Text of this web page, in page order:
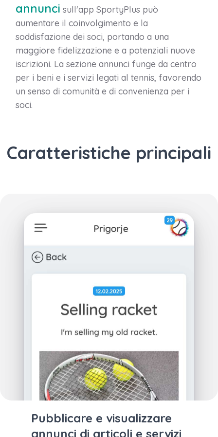
annunci sull'app SportyPlus può
aumentare il coinvolgimento e la
soddisfazione dei soci, portando a una
maggiore fidelizzazione e a potenziali nuove
iscrizioni. La sezione annunci funge da centro
per i beni e i servizi legati al tennis, favorendo
un senso di comunità e di convenienza per i
soci.
Caratteristiche principali
Pubblicare e visualizzare
annunci di articoli e servizi